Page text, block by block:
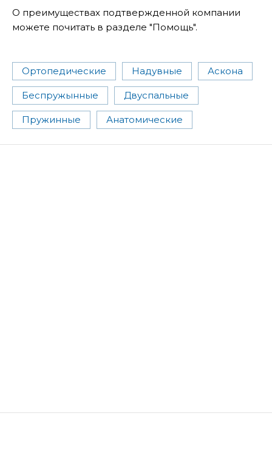
О преимуществах подтвержденной компании
можете почитать в разделе "Помощь".
Ортопедические Надувные Аскона
Беспружынные Двуспальные
Пружинные Анатомические